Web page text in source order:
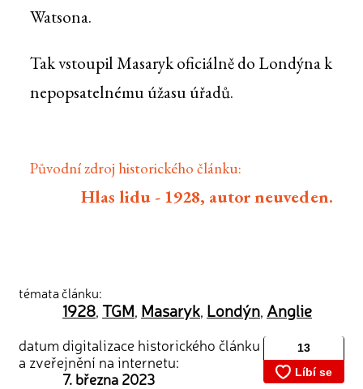
Watsona.
Tak vstoupil Masaryk oficiálně do Londýna k
nepopsatelnému úžasu úřadů.
Původní zdroj historického článku:
Hlas lidu - 1928, autor neuveden.
témata článku:
1928, TGM, Masaryk, Londýn, Anglie
datum digitalizace historického článku
a zveřejnění na internetu:
7. března 2023